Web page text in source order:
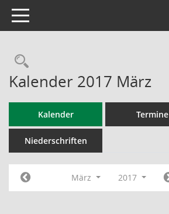
Toggle navigation
Rechercheauswahl
Kalender 2017 März
Kalender Termine
Niederschriften
März 2017